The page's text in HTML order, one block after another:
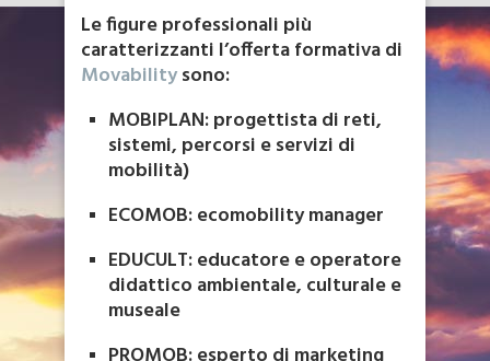
Le figure professionali più
caratterizzanti l’offerta formativa di
Movabilitysono:
MOBIPLAN: progettista di reti,
sistemi, percorsi e servizi di
mobilità)
ECOMOB: ecomobility manager
EDUCULT: educatore e operatore
didattico ambientale, culturale e
museale